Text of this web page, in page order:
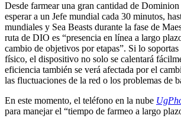
Desde farmear una gran cantidad de Dominion
esperar a un Jefe mundial cada 30 minutos,
mundiales y Sea Beasts durante la fase de
ruta de DIO es “presencia en línea a largo
cambio de objetivos por etapas”. Si lo
físico, el dispositivo no solo se calentará
eficiencia también se verá afectada por el
las fluctuaciones de la red o los problemas de
En este momento, el teléfono en la nube
para manejar el “tiempo de farmeo a largo